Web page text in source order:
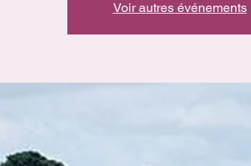
Voir autres événements